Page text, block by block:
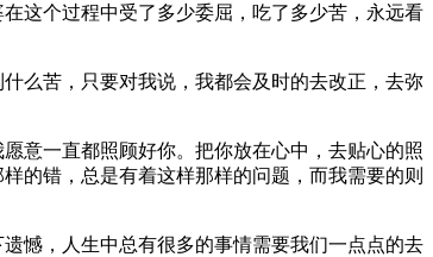
这个过程中受了多少委屈，吃了多少苦，永远看
么苦，只要对我说，我都会及时的去改正，去弥
意一直都照顾好你。把你放在心中，去贴心的照
的错，总是有着这样那样的问题，而我需要的则
憾，人生中总有很多的事情需要我们一点点的去